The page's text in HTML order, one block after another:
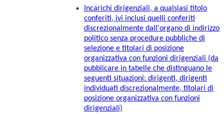
Incarichi dirigenziali, a qualsiasi titolo
conferiti, ivi inclusi quelli conferiti
discrezionalmente dall'organo di indirizzo
politico senza procedure pubbliche di
selezione e titolari di posizione
organizzativa con funzioni dirigenziali (da
pubblicare in tabelle che distinguano le
seguenti situazioni: dirigenti, dirigenti
individuati discrezionalmente, titolari di
posizione organizzativa con funzioni
dirigenziali)